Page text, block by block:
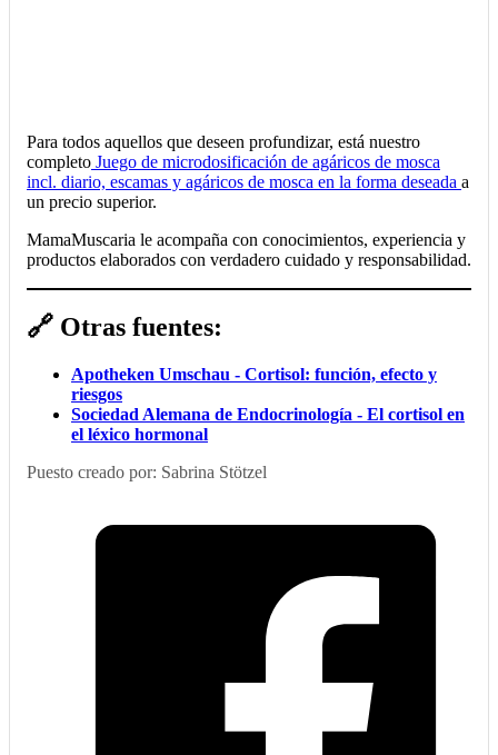
Para todos aquellos que deseen profundizar, está nuestro
completo Juego de microdosificación de agáricos de mosca
incl. diario, escamas y agáricos de mosca en la forma deseada a
un precio superior.
MamaMuscaria le acompaña con conocimientos, experiencia y
productos elaborados con verdadero cuidado y responsabilidad.
🔗 Otras fuentes:
Apotheken Umschau - Cortisol: función, efecto y
riesgos
Sociedad Alemana de Endocrinología - El cortisol en
el léxico hormonal
Puesto creado por: Sabrina Stötzel